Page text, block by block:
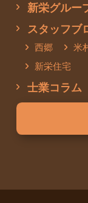
新栄グルー
スタッフブ
西郷 米
新栄住宅
士業コラム